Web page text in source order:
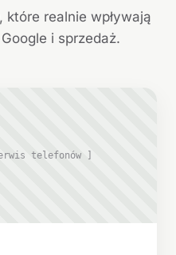
które realnie wpływają
i sprzedaż.
telefonów ]